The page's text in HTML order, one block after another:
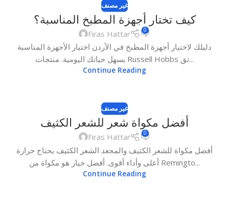
غير مصنف
كيف تختار أجهزة المطبخ المناسبة؟
Firas Hattar 0
دليلك لاختيار أجهزة المطبخ في الأردن اختيار الأجهزة المناسبة
يسهل حياتك اليومية. منتجات Russell Hobbs تق...
Continue Reading
غير مصنف
أفضل مكواة شعر للشعر الكثيف
Firas Hattar 0
أفضل مكواة للشعر الكثيف والمجعد الشعر الكثيف يحتاج حرارة
أعلى وأداء أقوى. أفضل خيار هو مكواة من Remingto...
Continue Reading